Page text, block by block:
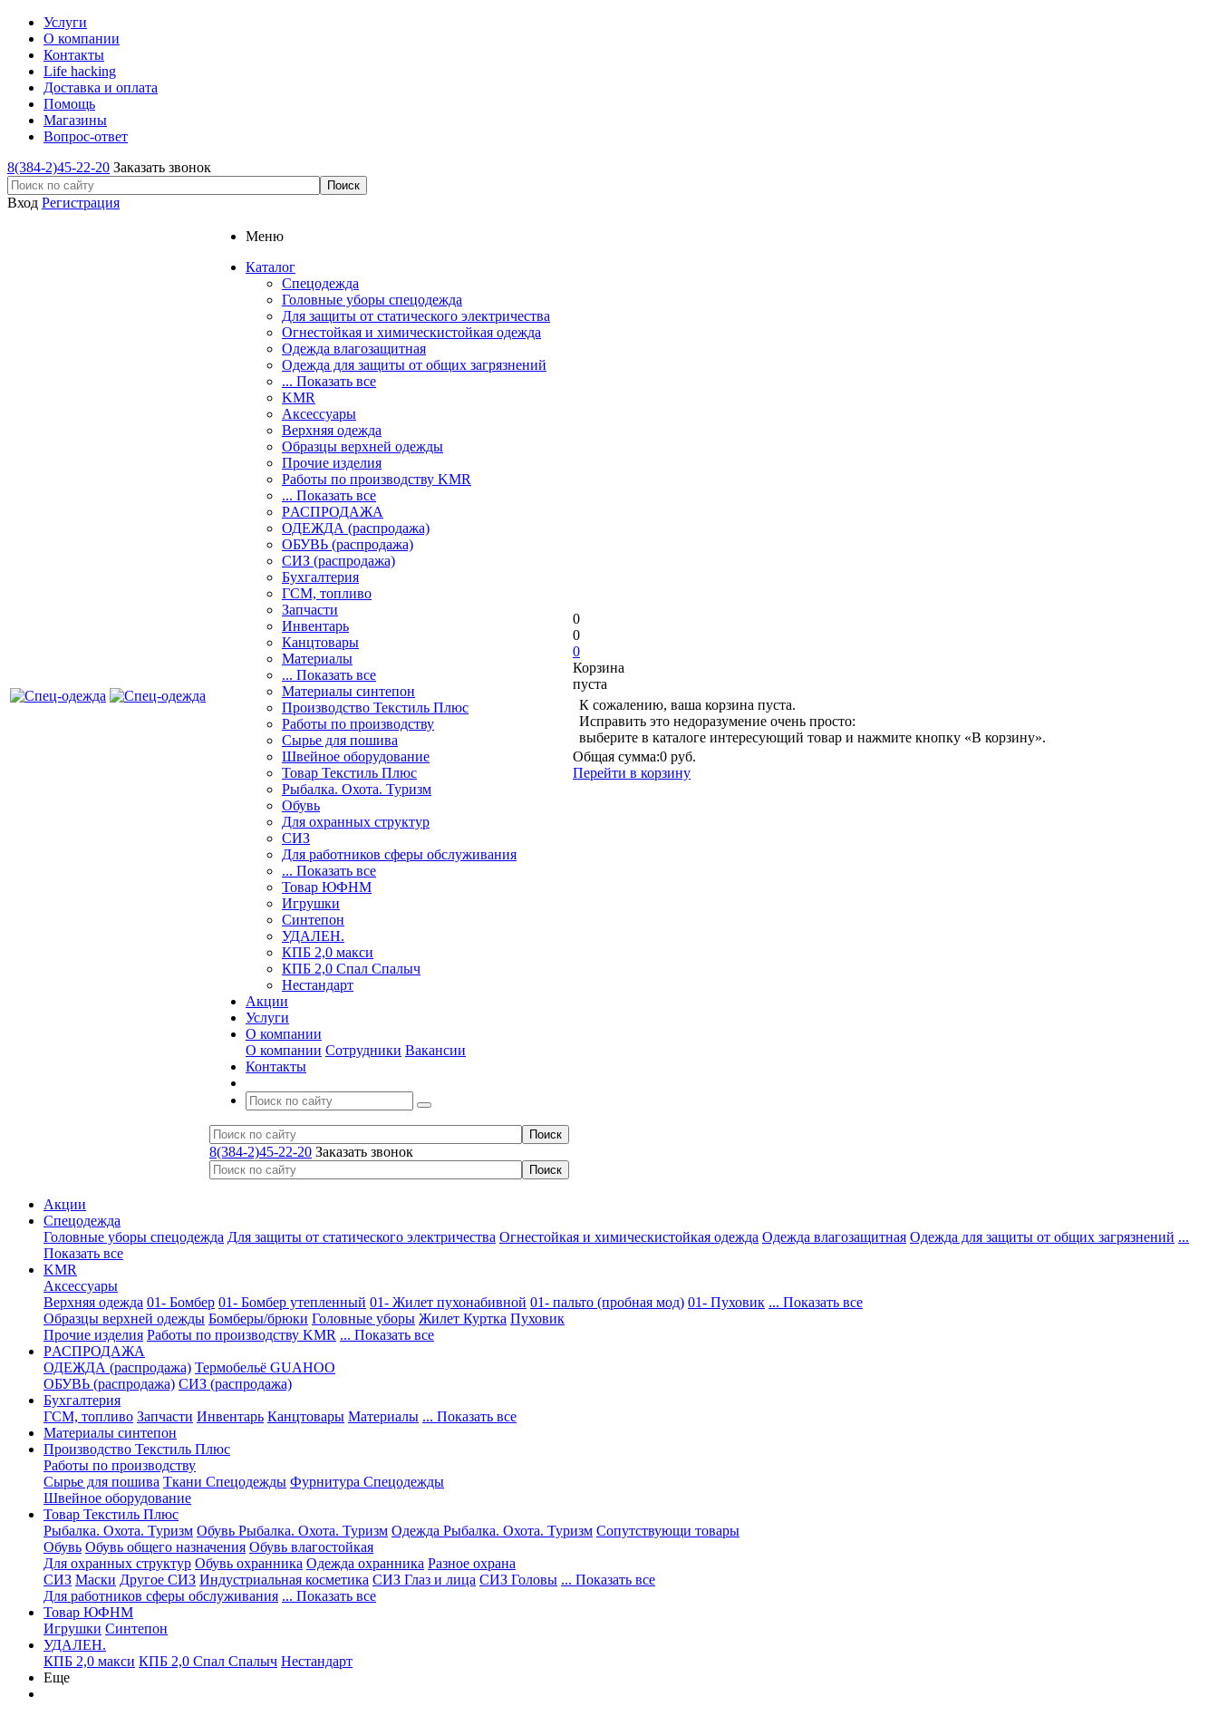
Услуги
О компании
Контакты
Life hacking
Доставка и оплата
Помощь
Магазины
Вопрос-ответ
8(384-2)45-22-20 Заказать звонок
Вход Регистрация
Меню
Каталог
Спецодежда
Головные уборы спецодежда
Для защиты от статического электричества
Огнестойкая и химическистойкая одежда
Одежда влагозащитная
Одежда для защиты от общих загрязнений
... Показать все
KMR
Аксессуары
Верхняя одежда
Образцы верхней одежды
Прочие изделия
Работы по производству KMR
... Показать все
PАСПРОДАЖА
ОДЕЖДА (распродажа)
ОБУВЬ (распродажа)
СИЗ (распродажа)
Бухгалтерия
ГСМ, топливо
Запчасти
Инвентарь
Канцтовары
Материалы
... Показать все
Материалы синтепон
Производство Текстиль Плюс
Работы по производству
Сырье для пошива
Швейное оборудование
Товар Текстиль Плюс
Рыбалка. Охота. Туризм
Обувь
Для охранных структур
СИЗ
Для работников сферы обслуживания
... Показать все
Товар ЮФНМ
Игрушки
Синтепон
УДАЛЕН.
КПБ 2,0 макси
КПБ 2,0 Спал Спалыч
Нестандарт
Акции
Услуги
О компании
О компании Сотрудники Вакансии
Контакты
8(384-2)45-22-20 Заказать звонок
0
0
0
Корзина
пуста
К сожалению, ваша корзина пуста.
Исправить это недоразумение очень просто:
выберите в каталоге интересующий товар и нажмите кнопку «В корзину».
Общая сумма:0 руб.
Перейти в корзину
Акции
Спецодежда
Головные уборы спецодежда Для защиты от статического электричества Огнестойкая и химическистойкая одежда Одежда влагозащитная Одежда для защиты от общих загрязнений ...
Показать все
KMR
Аксессуары
Верхняя одежда 01- Бомбер 01- Бомбер утепленный 01- Жилет пухонабивной 01- пальто (пробная мод) 01- Пуховик ... Показать все
Образцы верхней одежды Бомберы/брюки Головные уборы Жилет Куртка Пуховик
Прочие изделия Работы по производству KMR ... Показать все
PАСПРОДАЖА
ОДЕЖДА (распродажа) Термобельё GUAHOO
ОБУВЬ (распродажа) СИЗ (распродажа)
Бухгалтерия
ГСМ, топливо Запчасти Инвентарь Канцтовары Материалы ... Показать все
Материалы синтепон
Производство Текстиль Плюс
Работы по производству
Сырье для пошива Ткани Спецодежды Фурнитура Спецодежды
Швейное оборудование
Товар Текстиль Плюс
Рыбалка. Охота. Туризм Обувь Рыбалка. Охота. Туризм Одежда Рыбалка. Охота. Туризм Сопутствующи товары
Обувь Обувь общего назначения Обувь влагостойкая
Для охранных структур Обувь охранника Одежда охранника Разное охрана
СИЗ Маски Другое СИЗ Индустриальная косметика СИЗ Глаз и лица СИЗ Головы ... Показать все
Для работников сферы обслуживания ... Показать все
Товар ЮФНМ
Игрушки Синтепон
УДАЛЕН.
КПБ 2,0 макси КПБ 2,0 Спал Спалыч Нестандарт
Еще